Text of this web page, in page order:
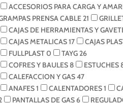
ACCESORIOS PARA CARGA Y
PRENSA CABLE21
CAJAS DE HERRAMIENTAS Y
CAJAS METALICAS17 CAJAS
FULLPLAST0 TAYG26
COFRES Y BAULES 8 ESTUCHES
CALEFACCION Y GAS47
ANAFES1 CALENTADORES1
PANTALLAS DE GAS6